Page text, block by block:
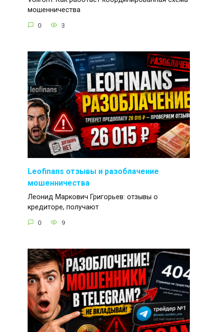
мошенничества
0 3
Leofinans отзывы и разоблачение
мошенничества
Леонид Маркович Григорьев: отзывы о
кредиторе, получают
0 9